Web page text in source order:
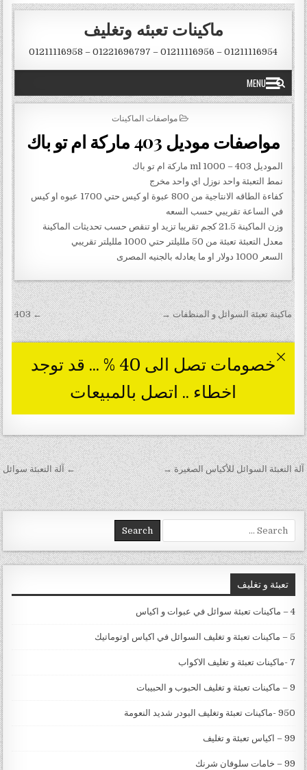
تصفّح المقالات ← آلة التعبئة سوائل آلة التعبئة السوائل للأكياس الصغيرة →
Search for:
تعبئة و تغليف
4 – ماكينات تعبئة سوائل في عبوات و اكياس
5 – ماكينات تعبئة و تغليف السوائل في اكياس اوتوماتيك
7 -ماكينات تعبئة و تغليف الاكواب
9 – ماكينات تعبئة و تغليف الحبوب و الحبيبات
950 -ماكينات تعبئة وتغليف البودر شديد النعومة
99 – اكياس تعبئة و تغليف
99 – خامات سلوفان شرنك